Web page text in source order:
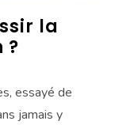
la
?
essayé de
jamais y